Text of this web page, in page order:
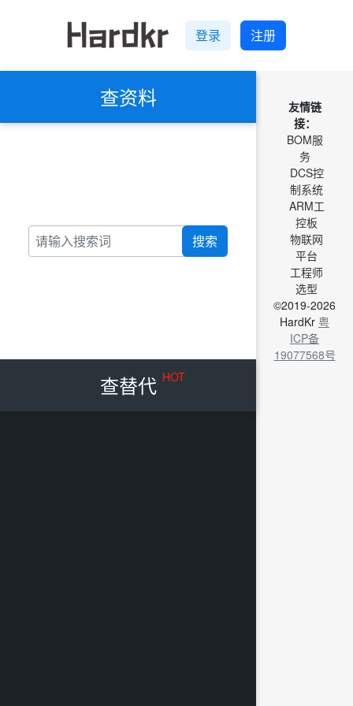
登录 注册
查资料
搜索
查替代 HOT
友情链
接：
BOM服
务
DCS控
制系统
ARM工
控板
物联网
平台
工程师
选型
©2019-2026
HardKr 粤
ICP备
19077568号